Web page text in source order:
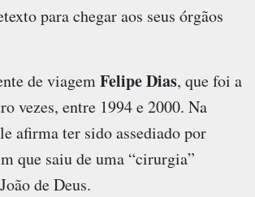
para chegar aos seus órgãos
de viagemFelipe Dias, que foi a
vezes, entre 1994 e 2000. Na
afirma ter sido assediado por
que saiu de uma “cirurgia”
de Deus.